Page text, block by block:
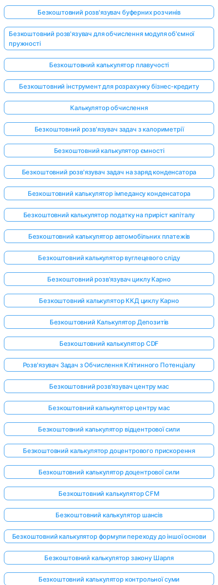
Безкоштовний розв'язувач буферних розчинів
Безкоштовний розв'язувач для обчислення модуля об'ємної
пружності
Безкоштовний калькулятор плавучості
Безкоштовний інструмент для розрахунку бізнес-кредиту
Калькулятор обчислення
Безкоштовний розв'язувач задач з калориметрії
Безкоштовний калькулятор ємності
Безкоштовний розв'язувач задач на заряд конденсатора
Безкоштовний калькулятор імпедансу конденсатора
Безкоштовний калькулятор податку на приріст капіталу
Безкоштовний калькулятор автомобільних платежів
Безкоштовний калькулятор вуглецевого сліду
Безкоштовний розв'язувач циклу Карно
Безкоштовний калькулятор ККД циклу Карно
Безкоштовний Калькулятор Депозитів
Безкоштовний калькулятор CDF
Розв'язувач Задач з Обчислення Клітинного Потенціалу
Безкоштовний розв'язувач центру мас
Безкоштовний калькулятор центру мас
Безкоштовний калькулятор відцентрової сили
Безкоштовний калькулятор доцентрового прискорення
Безкоштовний калькулятор доцентрової сили
Безкоштовний калькулятор CFM
Безкоштовний калькулятор шансів
Безкоштовний калькулятор формули переходу до іншої основи
Безкоштовний калькулятор закону Шарля
Безкоштовний калькулятор контрольної суми